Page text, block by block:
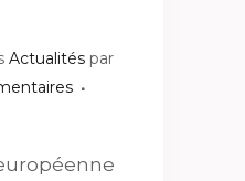
Actualités par